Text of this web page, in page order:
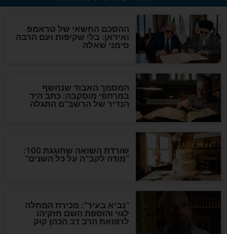
נגד עין הרע
החשובה של יום
סגולות
פחדים וחרדות באופן מיידי!